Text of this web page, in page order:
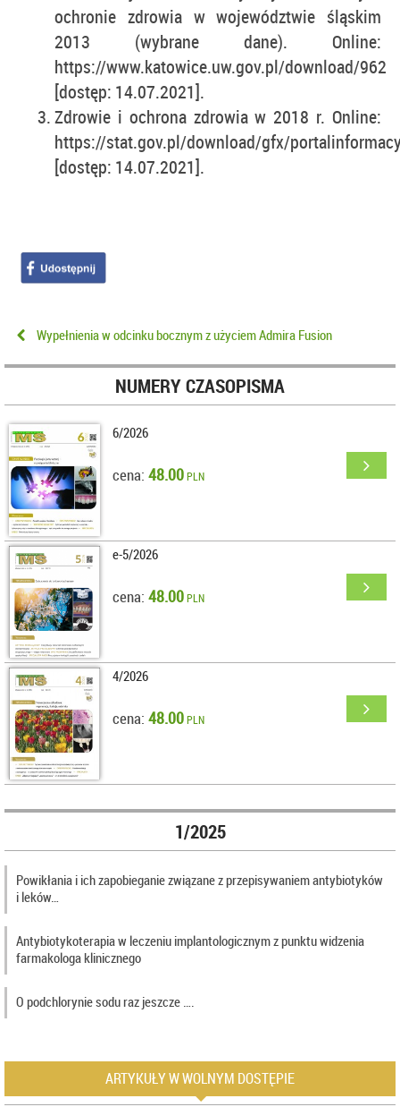
ochronie zdrowia w województwie śląskim
2013 (wybrane dane). Online:
https://www.katowice.uw.gov.pl/download/962
[dostęp: 14.07.2021].
Zdrowie i ochrona zdrowia w 2018 r. Online:
https://stat.gov.pl/download/gfx/
[dostęp: 14.07.2021].
Wypełnienia w odcinku bocznym z użyciem Admira Fusion
NUMERY CZASOPISMA
6/2026
cena: 48.00PLN
e-5/2026
cena: 48.00PLN
4/2026
cena: 48.00PLN
1/2025
Powikłania i ich zapobieganie związane z przepisywaniem antybiotyków
i leków…
Antybiotykoterapia w leczeniu implantologicznym z punktu widzenia
farmakologa klinicznego
O podchlorynie sodu raz jeszcze ….
ARTYKUŁY W WOLNYM DOSTĘPIE